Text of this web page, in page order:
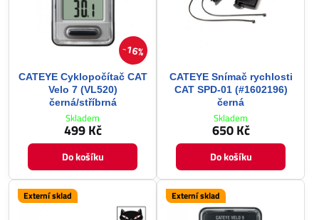
16%
CATEYE Cyklopočítač CAT
Velo 7 (VL520)
černá/stříbrná
Skladem
499 Kč
Do košíku
CATEYE Snímač rychlosti
CAT SPD-01 (#1602196)
černá
Skladem
650 Kč
Do košíku
Externí sklad Externí sklad